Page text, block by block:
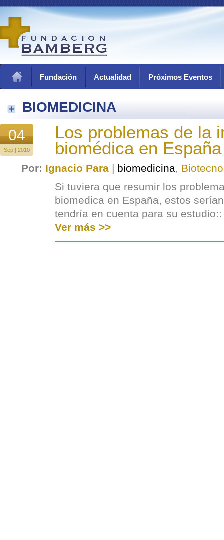
Fundación Actualidad Próximos Eventos
BIOMEDICINA
04
Sep | 2010
Los problemas de la
biomédica en España
Por: Ignacio Para | biomedicina,
Si tuviera que resumir los
biomedica en España, estos
tendría en cuenta para su estudio::
Ver más >>